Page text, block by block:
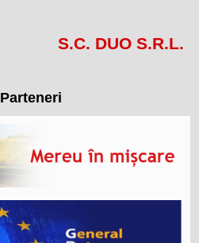
S.C. DUO S.R.L.
Parteneri